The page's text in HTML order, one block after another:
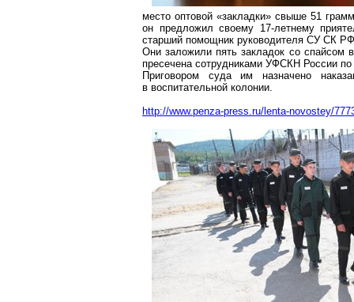
место оптовой «закладки» свыше 51
он предложил своему 17-летнему
старший помощник руководителя СУ СК
Они заложили пять закладок со спайсом
пресечена сотрудниками УФСКН России по
Приговором суда им назначено
в воспитательной колонии.
http://www.penza-press.ru/lenta-novostey/